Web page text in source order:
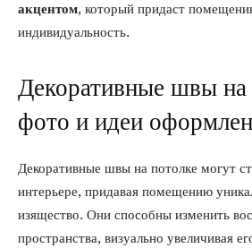
акцентом, который придаст
индивидуальность.
Декоративные швы на
фото и идеи
Декоративные швы на потолке могут
интерьере, придавая помещению
изящество. Они способны изменить
пространства, визуально увеличивая